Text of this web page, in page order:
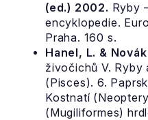
(ed.) 2002. Ryby
encyklopedie.
Praha. 160 s.
Hanel, L. &
živočichů V.
(Pisces). 6.
Kostnatí
(Mugiliformes)